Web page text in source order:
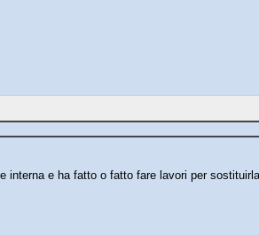
e ha fatto o fatto fare lavori per